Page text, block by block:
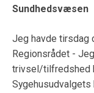
Sundhedsvæsen
Jeg havde tirsdag
Regionsrådet -
trivsel/tilfredshed